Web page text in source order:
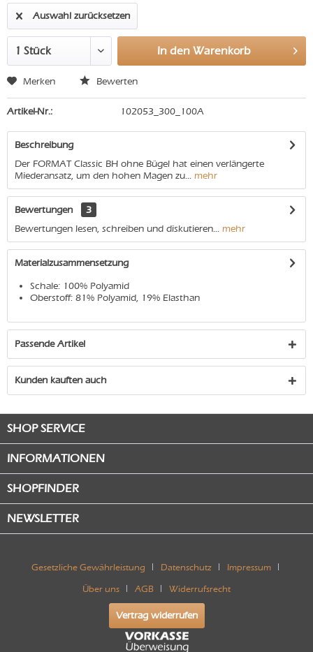
Auswahl zurücksetzen
In den Warenkorb
Merken Bewerten
Artikel-Nr.: 102053_300_100A
Beschreibung
Der FORMAT Classic BH ohne Bügel hat einen verlängerte
Miederansatz, um den hohen Magen zu... mehr
Bewertungen
3
Bewertungen lesen, schreiben und diskutieren... mehr
Materialzusammensetzung
Schale: 100% Polyamid
Oberstoff: 81% Polyamid, 19% Elasthan
Passende Artikel
Kunden kauften auch
SHOP SERVICE
INFORMATIONEN
SHOPFINDER
NEWSLETTER
Gesetzliche Gewährleistung Datenschutz Impressum
Über uns AGB Widerrufsrecht
Vertrag widerrufen